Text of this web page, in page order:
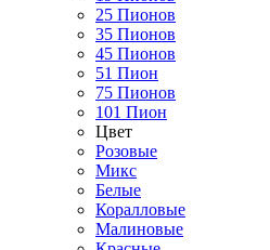
25 Пионов
35 Пионов
45 Пионов
51 Пион
75 Пионов
101 Пион
Цвет
Розовые
Микс
Белые
Коралловые
Малиновые